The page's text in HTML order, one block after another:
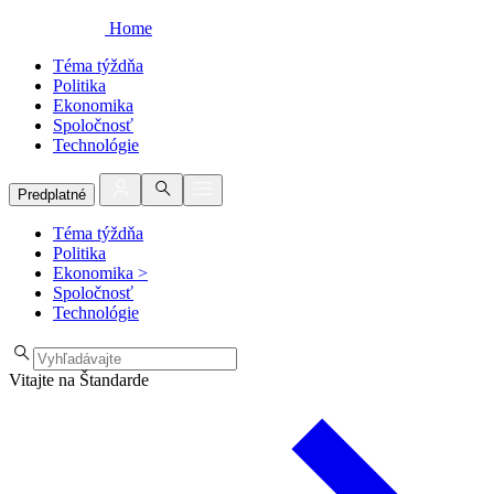
Home
Téma týždňa
Politika
Ekonomika
Spoločnosť
Technológie
Predplatné
Téma týždňa
Politika
Ekonomika >
Spoločnosť
Technológie
Vitajte na Štandarde